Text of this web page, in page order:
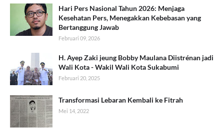
Hari Pers Nasional Tahun 2026: Menjaga
Kesehatan Pers, Menegakkan Kebebasan yang
Bertanggung Jawab
Februari 09, 2026
H. Ayep Zaki jeung Bobby Maulana Diistrénan jadi
Wali Kota - Wakil Wali Kota Sukabumi
Februari 20, 2025
Transformasi Lebaran Kembali ke Fitrah
Mei 14, 2022